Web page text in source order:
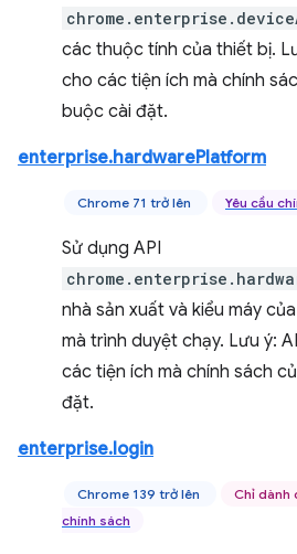
các thuộc tính của thiết bị.
cho các tiện ích mà chính
buộc cài đặt.
enterprise.hardwarePlatform
Chrome 71 trở lên Yêu cầu
Sử dụng API
nhà sản xuất và kiểu máy
mà trình duyệt chạy. Lưu ý:
các tiện ích mà chính sách
đặt.
enterprise.login
Chrome 139 trở lên Chỉ dành
chính sách